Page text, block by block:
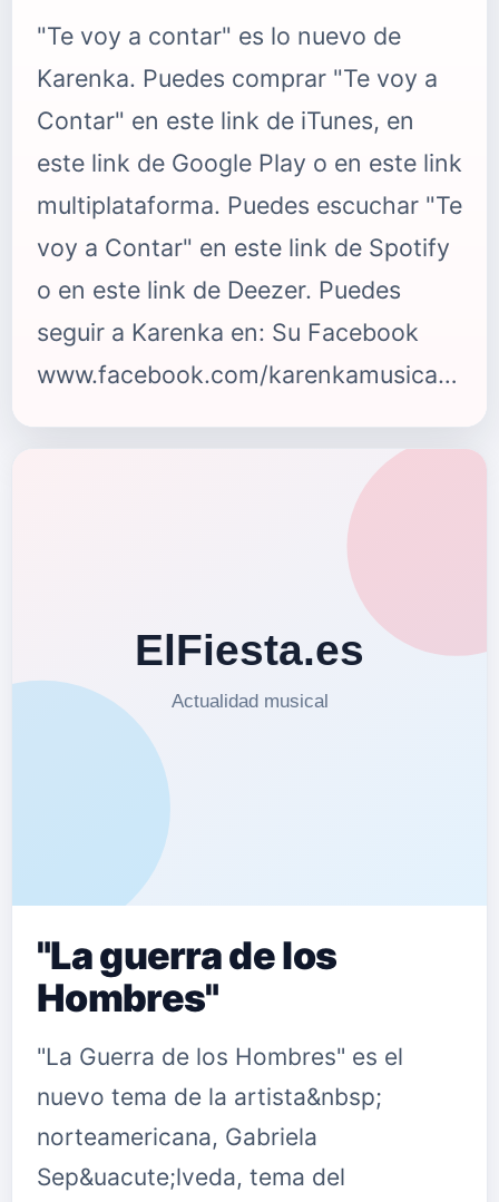
"Te voy a contar" es lo nuevo de
Karenka. Puedes comprar "Te voy a
Contar" en este link de iTunes, en
este link de Google Play o en este link
multiplataforma. Puedes escuchar "Te
voy a Contar" en este link de Spotify
o en este link de Deezer. Puedes
seguir a Karenka en: Su Facebook
www.facebook.com/karenkamusicaSu
www.instagram.com/karenkaoficial
(@FCKarenkaWVzla) Para ElFiesta.es
{fastsocialshare}
"La guerra de los
Hombres"
"La Guerra de los Hombres" es el
nuevo tema de la artista&nbsp;
norteamericana, Gabriela
Sep&uacute;lveda, tema del